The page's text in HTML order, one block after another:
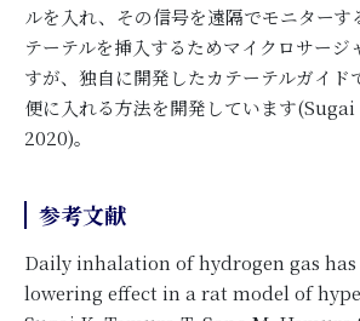
ルを入れ、その信号を遠隔でモニターす
テーテルを挿入するためマイクロサージ
すが、独自に開発したカテーテルガイド
便に入れる方法を開発しています
2020)。
参考文献
Daily inhalation of hydrogen gas
lowering effect in a rat model of